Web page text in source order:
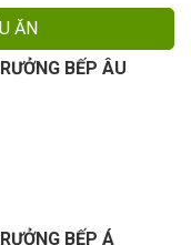
ĂN
BẾP ÂU
BẾP Á